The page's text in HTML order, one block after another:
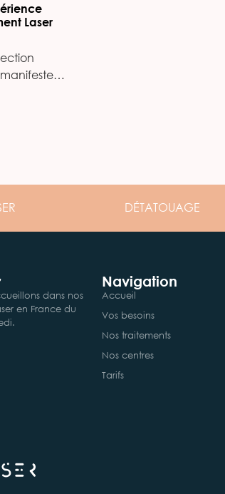
Laser
DÉTATOUAGE
dans nos
en France du
Navigation
Accueil
Vos besoins
Nos traitements
Nos centres
Tarifs